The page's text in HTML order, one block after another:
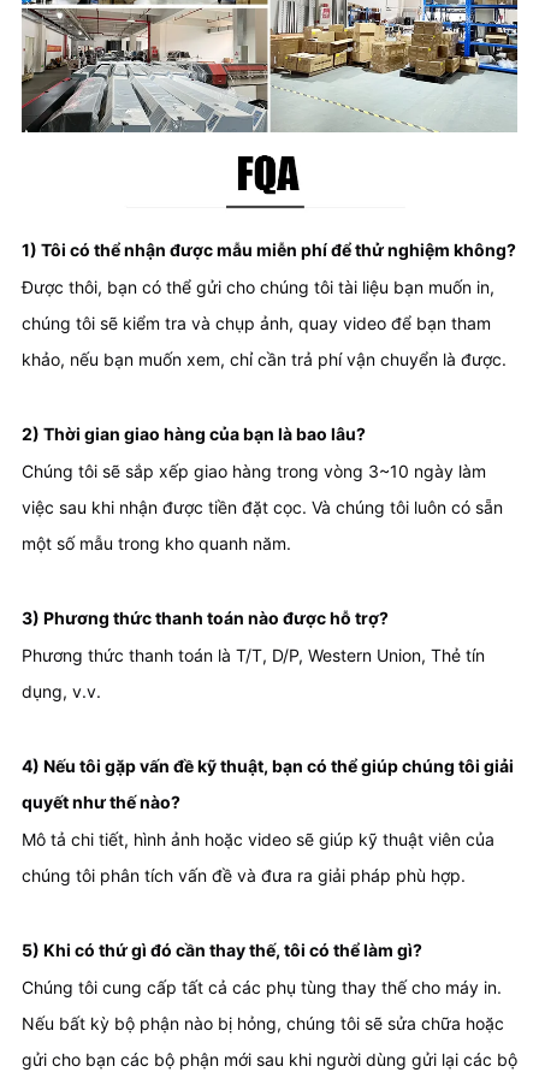
1) Tôi có thể nhận được mẫu miễn phí để thử nghiệm không?
Được thôi, bạn có thể gửi cho chúng tôi tài liệu bạn muốn in,
chúng tôi sẽ kiểm tra và chụp ảnh, quay video để bạn tham
khảo, nếu bạn muốn xem, chỉ cần trả phí vận chuyển là được.
2) Thời gian giao hàng của bạn là bao lâu?
Chúng tôi sẽ sắp xếp giao hàng trong vòng 3~10 ngày làm
việc sau khi nhận được tiền đặt cọc. Và chúng tôi luôn có sẵn
một số mẫu trong kho quanh năm.
3) Phương thức thanh toán nào được hỗ trợ?
Phương thức thanh toán là T/T, D/P, Western Union, Thẻ tín
dụng, v.v.
4) Nếu tôi gặp vấn đề kỹ thuật, bạn có thể giúp chúng tôi giải
quyết như thế nào?
Mô tả chi tiết, hình ảnh hoặc video sẽ giúp kỹ thuật viên của
chúng tôi phân tích vấn đề và đưa ra giải pháp phù hợp.
5) Khi có thứ gì đó cần thay thế, tôi có thể làm gì?
Chúng tôi cung cấp tất cả các phụ tùng thay thế cho máy in.
Nếu bất kỳ bộ phận nào bị hỏng, chúng tôi sẽ sửa chữa hoặc
gửi cho bạn các bộ phận mới sau khi người dùng gửi lại các bộ